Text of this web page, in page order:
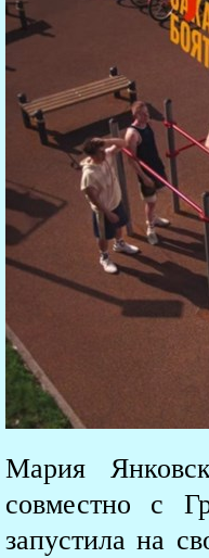
Мария
совместно с
запустила на